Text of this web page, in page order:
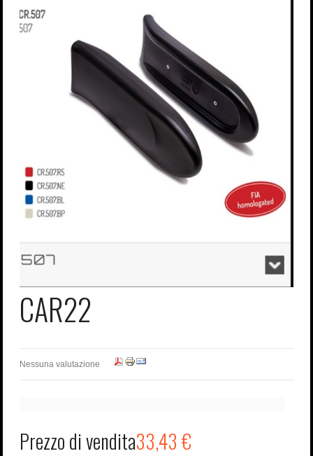
CAR22
Nessuna valutazione
Prezzo di vendita33,43 €
Nome utente dimenticato?